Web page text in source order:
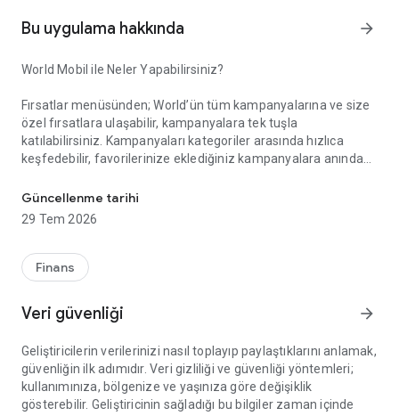
Bu uygulama hakkında arrow_forward
World Mobil ile Neler Yapabilirsiniz?
Fırsatlar menüsünden; World’ün tüm kampanyalarına ve size
özel fırsatlara ulaşabilir, kampanyalara tek tuşla
katılabilirsiniz. Kampanyaları kategoriler arasında hızlıca
keşfedebilir, favorilerinize eklediğiniz kampanyalara anında
aradığınız kampanyayı kolayca bulabilir, kampanya
katılımlarınızı, kazanım süreçlerinizi ve elde ettiğiniz puan ile
Kazandıklarım menüsünden; Kredi kartlarınız, TLcard’larınız
kazandığınız puan ve indirimleri görüntüleyebilir, harcadığınız
World Pay menüsünden; QR Kod ile Öde özelliği sayesinde
kart veya hesabınızdan zahmetsizce ödeme yapabilirsiniz.
Güncellenme tarihi
29 Tem 2026
Finans
Veri güvenliği arrow_forward
Geliştiricilerin verilerinizi nasıl toplayıp paylaştıklarını anlamak,
güvenliğin ilk adımıdır. Veri gizliliği ve güvenliği yöntemleri;
kullanımınıza, bölgenize ve yaşınıza göre değişiklik
gösterebilir. Geliştiricinin sağladığı bu bilgiler zaman içinde